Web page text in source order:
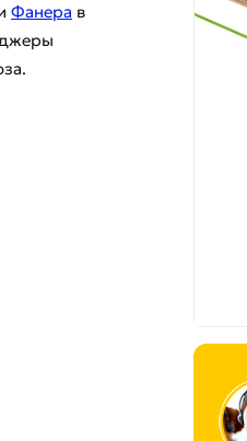
Фанера в